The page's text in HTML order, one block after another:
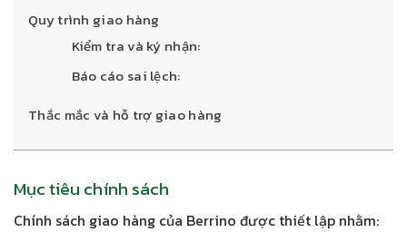
Quy trình giao hàng
Kiểm tra và ký nhận:
Báo cáo sai lệch:
Thắc mắc và hỗ trợ giao hàng
Mục tiêu chính sách
Chính sách giao hàng của Berrino được thiết lập nhằm: